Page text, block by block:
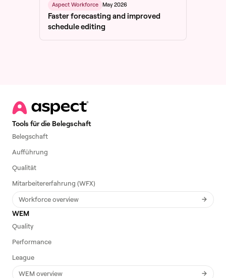
Aspect Workforce May 2026
Faster forecasting and improved
schedule editing
Tools für die Belegschaft
Belegschaft
Aufführung
Qualität
Mitarbeitererfahrung (WFX)
Workforce overview
WEM
Quality
Performance
League
WEM overview